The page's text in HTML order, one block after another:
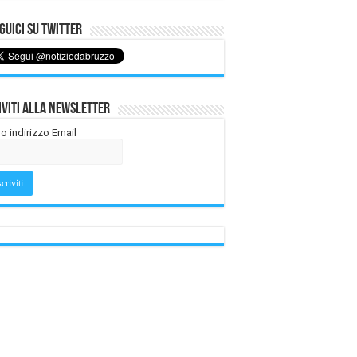
su Twitter
alla Newsletter
indirizzo Email